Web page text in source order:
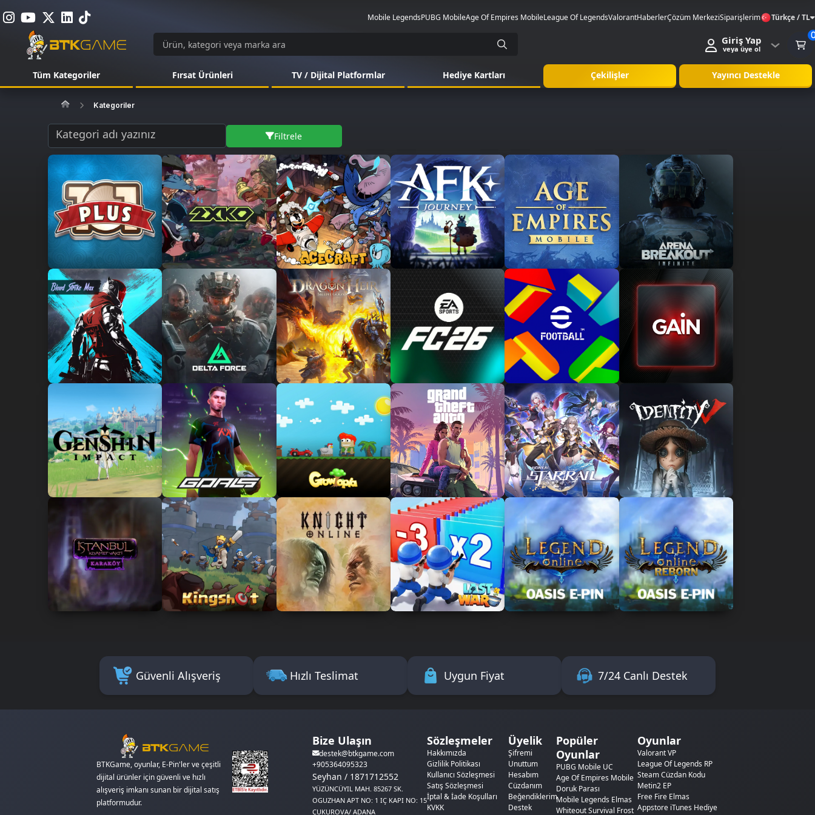
Mobile LegendsPUBG MobileAge Of Empires MobileLeague Of LegendsValorantHaberlerÇözüm MerkeziSiparişlerim Türkçe / TL
Giriş Yap
veya üye ol
Tüm Kategoriler Fırsat Ürünleri TV / Dijital Platformlar Hediye Kartları Çekilişler Yayıncı Destekle
Kategoriler
Filtrele
Güvenli Alışveriş Hızlı Teslimat Uygun Fiyat 7/24 Canlı Destek
BTKGame, oyunlar, E-Pin'ler ve çeşitli
dijital ürünler için güvenli ve hızlı
alışveriş imkanı sunan bir dijital satış
platformudur.
Bize Ulaşın
destek@btkgame.com
+905364095323
Seyhan / 1871712552
YÜZÜNCÜYIL MAH. 85267 SK.
OGUZHAN APT NO: 1 IÇ KAPI NO: 15
ÇUKUROVA/ ADANA
Sözleşmeler
Hakkımızda
Gizlilik Politikası
Kullanıcı Sözleşmesi
Satış Sözleşmesi
İptal & İade Koşulları
KVKK
Üyelik
Şifremi
Unuttum
Hesabım
Cüzdanım
Beğendiklerim
Destek
Popüler
Oyunlar
PUBG Mobile UC
Age Of Empires Mobile
Doruk Parası
Mobile Legends Elmas
Whiteout Survival Frost
Oyunlar
Valorant VP
League Of Legends RP
Steam Cüzdan Kodu
Metin2 EP
Free Fire Elmas
Appstore iTunes Hediye